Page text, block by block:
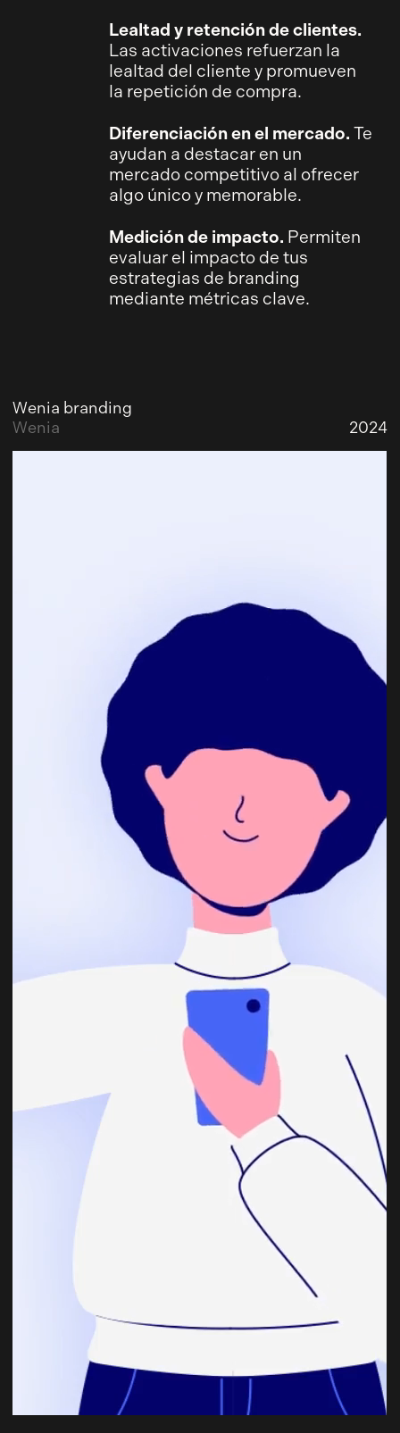
Lealtad y retención de clientes.
Las activaciones refuerzan la
lealtad del cliente y promueven
la repetición de compra.
Diferenciación en el mercado. Te
ayudan a destacar en un
mercado competitivo al ofrecer
algo único y memorable.
Medición de impacto. Permiten
evaluar el impacto de tus
estrategias de branding
mediante métricas clave.
Wenia branding
Wenia
2024